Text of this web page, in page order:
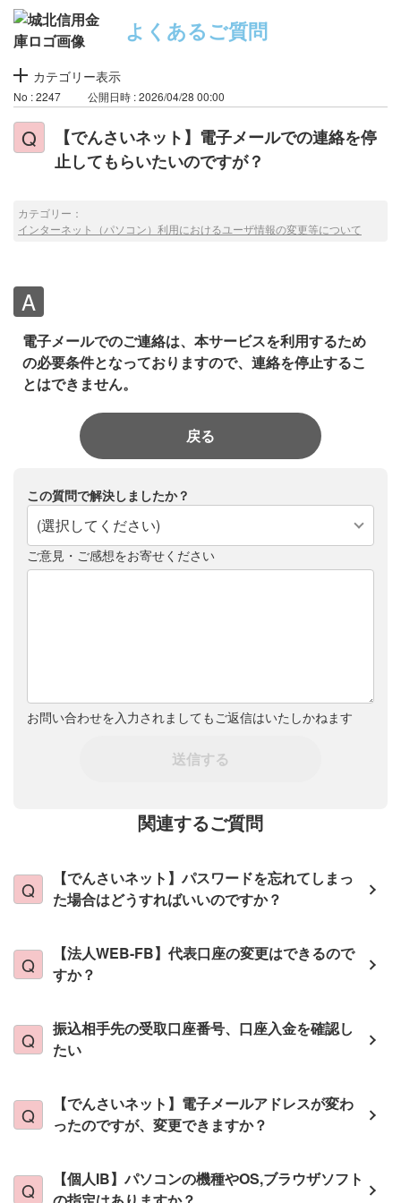
よくあるご質問
カテゴリー表示
No : 2247 公開日時 : 2026/04/28 00:00
【でんさいネット】電子メールでの連絡を停
止してもらいたいのですが？
カテゴリー：
インターネット（パソコン）利用におけるユーザ情報の変更等について
電子メールでのご連絡は、本サービスを利用するため
の必要条件となっておりますので、連絡を停止するこ
とはできません。
戻る
この質問で解決しましたか？
(選択してください)
ご意見・ご感想をお寄せください
お問い合わせを入力されましてもご返信はいたしかねます
送信する
関連するご質問
【でんさいネット】パスワードを忘れてしまっ
た場合はどうすればいいのですか？
【法人WEB-FB】代表口座の変更はできるので
すか？
振込相手先の受取口座番号、口座入金を確認し
たい
【でんさいネット】電子メールアドレスが変わ
ったのですが、変更できますか？
【個人IB】パソコンの機種やOS,ブラウザソフト